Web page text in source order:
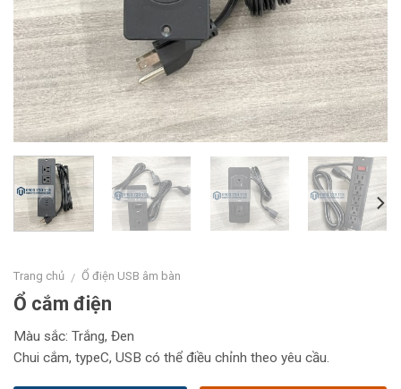
Trang chủ / Ổ điện USB âm bàn
Ổ cắm điện
Màu sắc: Trắng, Đen
Chui cắm, typeC, USB có thể điều chỉnh theo yêu cầu.